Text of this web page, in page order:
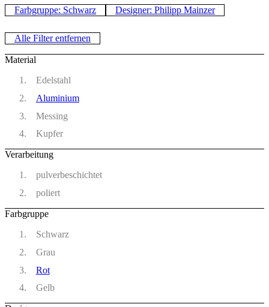
Farbgruppe: Schwarz
Designer: Philipp Mainzer
Alle Filter entfernen
Material
Edelstahl
Aluminium
Messing
Kupfer
Verarbeitung
pulverbeschichtet
poliert
Farbgruppe
Schwarz
Grau
Rot
Gelb